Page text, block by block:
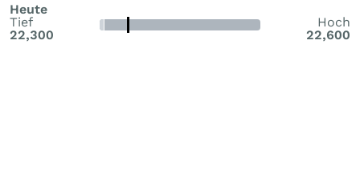
Heute
Tief
22,300
Hoch
22,600